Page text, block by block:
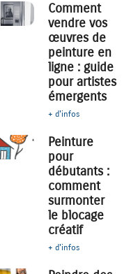
Comment
vendre vos
œuvres de
peinture en
ligne : guide
pour artistes
émergents
+ d'infos
Peinture
pour
débutants :
comment
surmonter
le blocage
créatif
+ d'infos